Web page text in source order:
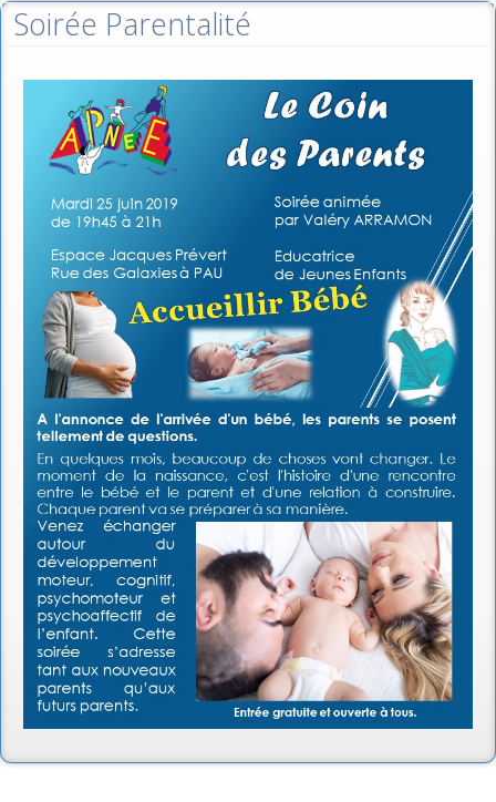
Soirée Parentalité